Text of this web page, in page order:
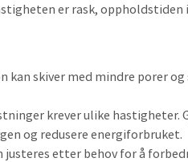
er rask,
kan skiver med mindre porer
krever ulike hastigheter.
og redusere energiforbruket.
etter behov for å